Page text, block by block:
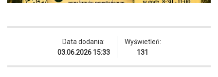
Data dodania:
03.06.2026 15:33
Wyświetleń:
131